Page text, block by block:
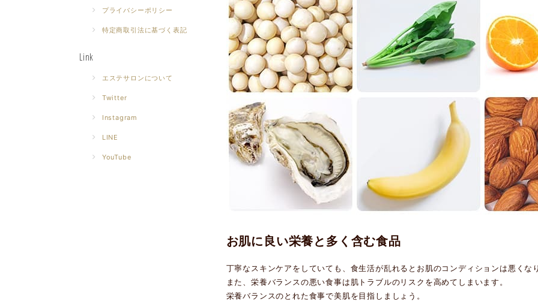
プライバシーポリシー
特定商取引法に基づく表記
Link
エステサロンについて
Twitter
Instagram
LINE
YouTube
お肌に良い栄養と多く含む食品
丁寧なスキンケアをしていても、食生活が乱れるとお肌のコンディションは悪くな
また、栄養バランスの悪い食事は肌トラブルのリスクを高めてしまいます。
栄養バランスのとれた食事で美肌を目指しましょう。